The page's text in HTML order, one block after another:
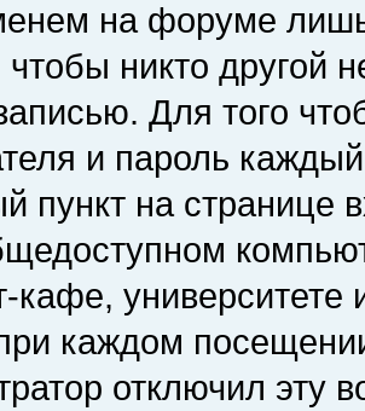
на форуме
чтобы никто другой
Для того
и пароль
пункт на
кафе, университете
каждом
отключил эту